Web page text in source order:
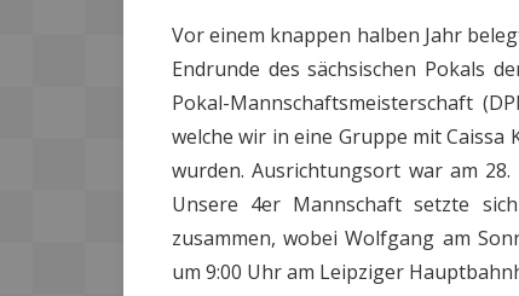
Vor einem knappen halben Jahr
Endrunde des sächsischen Pokals
Pokal-Mannschaftsmeisterschaft
welche wir in eine Gruppe mit Caissa
wurden. Ausrichtungsort war am 28.
Unsere 4er Mannschaft setzte
zusammen, wobei Wolfgang am
um 9:00 Uhr am Leipziger